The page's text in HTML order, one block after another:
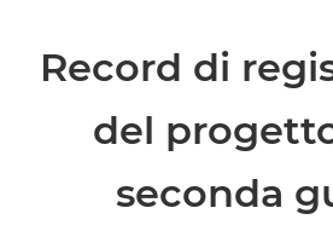
Record di
del
seconda